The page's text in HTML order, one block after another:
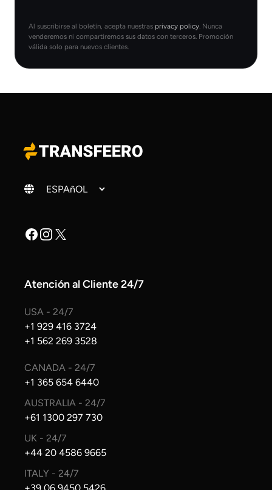
Al suscribirse al boletín, acepta nuestras privacy policy . Nunca
venderemos ni compartiremos sus datos con terceros. Promoción
válida solo para nuevos clientes.
Cambiar idioma
Facebook
Instagram
X
Atención al Cliente 24/7
USA - 24/7
+1 929 416 3724
+1 562 269 3528
CANADA - 24/7
+1 365 654 6440
AUSTRALIA - 24/7
+61 1300 297 730
UK - 24/7
+44 20 4586 9665
ITALY - 24/7